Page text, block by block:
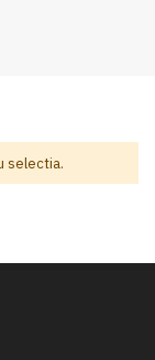
selectia.